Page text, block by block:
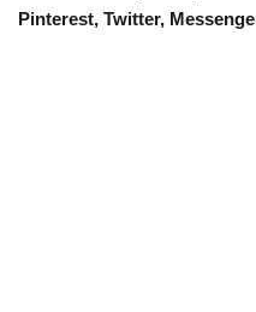
Pinterest, Twitter,